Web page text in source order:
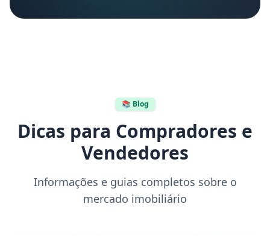
📚 Blog
Dicas para Compradores e
Vendedores
Informações e guias completos sobre o
mercado imobiliário